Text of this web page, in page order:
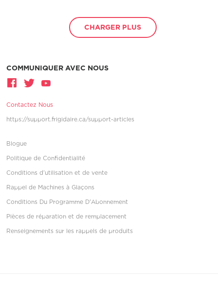
CHARGER PLUS
COMMUNIQUER AVEC NOUS
Contactez Nous
https://support.frigidaire.ca/support-articles
Blogue
Politique de Confidentialité
Conditions d’utilisation et de vente
Rappel de Machines à Glaçons
Conditions Du Programme D'Abonnement
Pièces de réparation et de remplacement
Renseignements sur les rappels de produits